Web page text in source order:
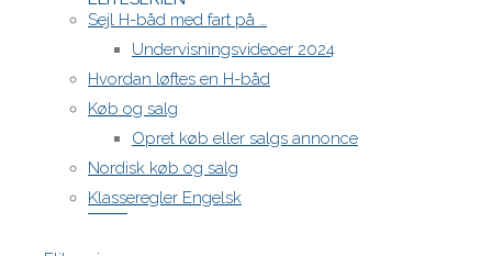
Sejl H-båd med fart på …
Undervisningsvideoer 2024
Hvordan løftes en H-båd
Køb og salg
Opret køb eller salgs annonce
Nordisk køb og salg
Klasseregler Engelsk
ER-
FOeDT-
s.-1
ELITESERIEN-
ER-
FOeDT-
s.-2-1